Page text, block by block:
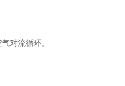
对流循环。